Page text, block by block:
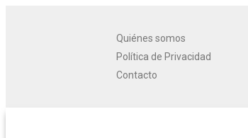
Quiénes somos
Política de Privacidad
Contacto